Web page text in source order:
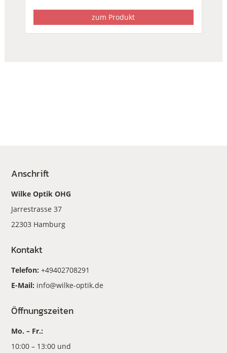
zum Produkt
Anschrift
Wilke Optik OHG
Jarrestrasse 37
22303 Hamburg
Kontakt
Telefon:+49402708291
E-Mail: info@wilke-optik.de
Öffnungszeiten
Mo. – Fr.:
10:00 – 13:00 und